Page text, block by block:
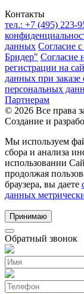
Контакты
тел.: +7 (495) 223-
данных Согласие
Бридер" Согласие
регистрации на
данных при заказе
персональных
Партнерам
© 2026 Все права
Создание и
Мы используем
сбора и анализа
использовании
продолжая
браузера, вы даете
данных
Принимаю
Обратный звонок